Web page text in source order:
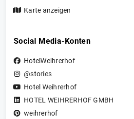
Karte anzeigen
Social Media-Konten
HotelWeihrerhof
@stories
Hotel Weihrerhof
HOTEL WEIHRERHOF GMBH
weihrerhof